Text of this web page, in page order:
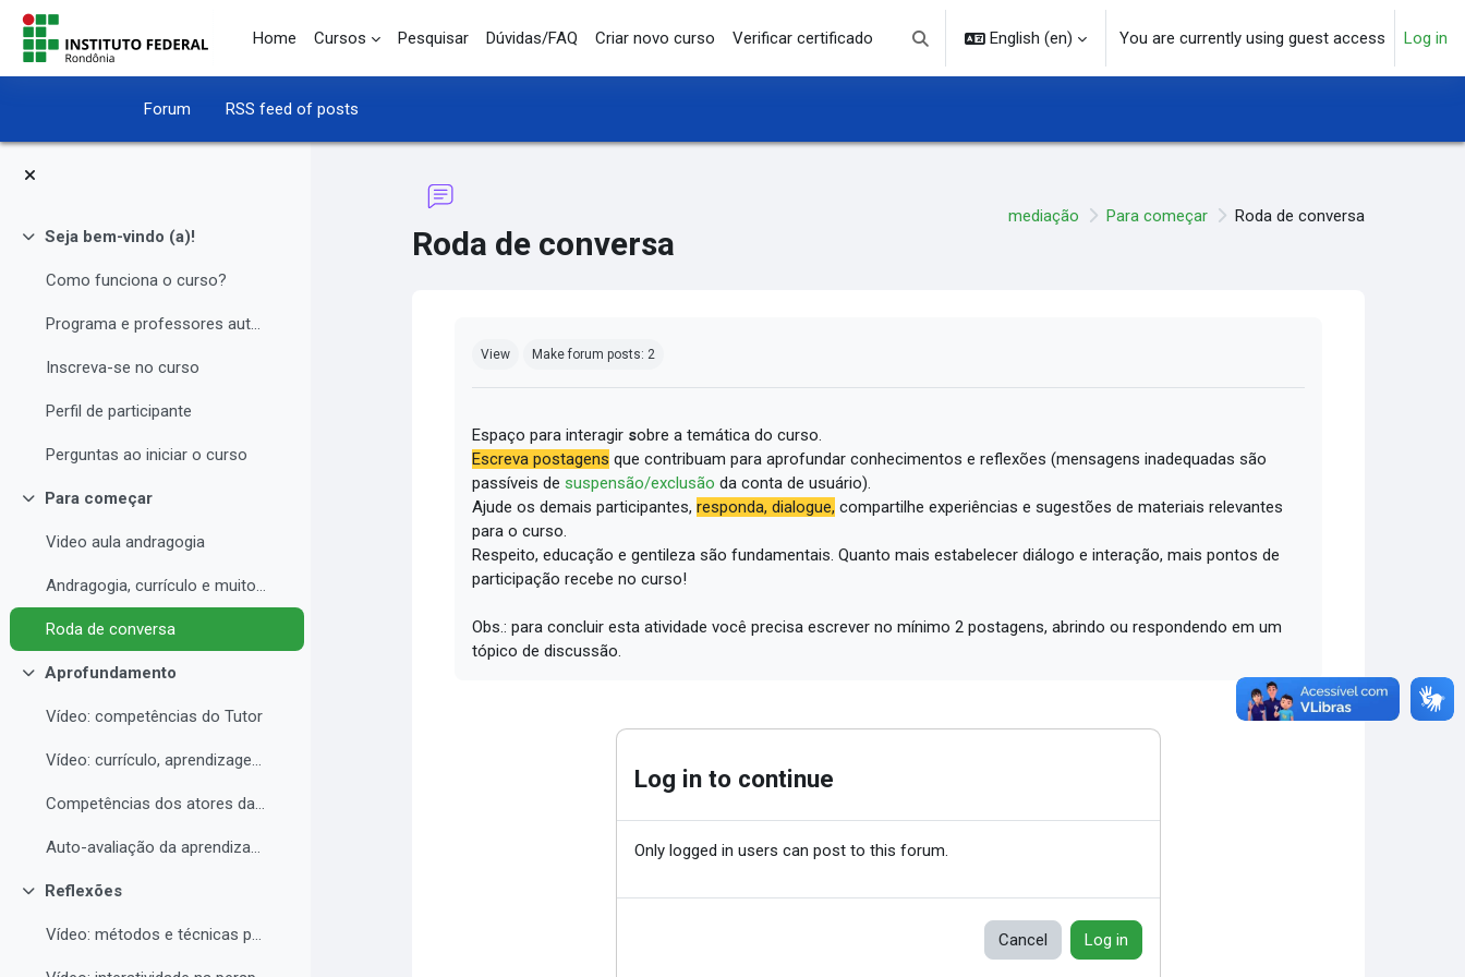
Skip to main content
Home
Cursos Pesquisar Dúvidas/FAQ Criar novo curso Verificar certificado
Toggle search input
English ‎(en)‎ You are currently using guest access Log in
Forum RSS feed of posts
Collapse
Seja bem-vindo (a)!
Como funciona o curso?
Programa e professores autores
Inscreva-se no curso
Perfil de participante
Perguntas ao iniciar o curso
Collapse
Para começar
Video aula andragogia
Andragogia, currículo e muito mais
Roda de conversa
Collapse
Aprofundamento
Vídeo: competências do Tutor
Vídeo: currículo, aprendizagem e docência para EAD
Competências dos atores da educação a distância professor, tutor e aluno
Auto-avaliação da aprendizagem
Collapse
Reflexões
Vídeo: métodos e técnicas para EAD
Roda de conversa
mediação Para começar Roda de conversa
View Make forum posts: 2
Espaço para interagir sobre a temática do curso.
Escreva postagens que contribuam para aprofundar conhecimentos e reflexões (mensagens inadequadas são
passíveis desuspensão/exclusão da conta de usuário).
Ajude os demais participantes,responda, dialogue, compartilhe experiências e sugestões de materiais relevantes
para o curso.
Respeito, educação e gentileza são fundamentais.Quanto mais estabelecer diálogo e interação, mais pontos de
participação recebe no curso!
Obs.: para concluir esta atividade você precisa escrever no mínimo 2 postagens, abrindo ou respondendo em um
tópico de discussão.
Log in to continue
Only logged in users can post to this forum.
Cancel Log in